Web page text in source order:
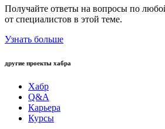
Получайте ответы на вопросы по
от специалистов в этой теме.
Узнать больше
другие проекты хабра
Хабр
Q&A
Карьера
Курсы